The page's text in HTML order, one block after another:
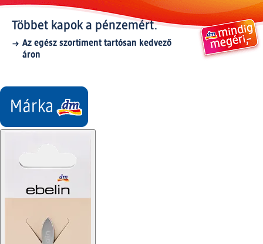
Többet kapok a pénzemért.
Az egész szortiment tartósan kedvező
áron